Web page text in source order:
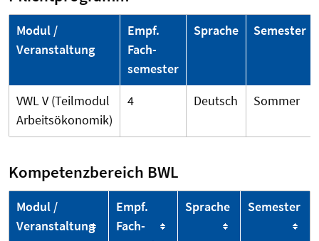
Modul /
Veranstaltung
Empf.
Fach­
semester
Sprache Semester
VWL V (Teilmodul
Arbeitsökonomik)
4 Deutsch Sommer
Kompetenzbereich BWL
Modul /
Veranstaltung
Empf.
Fach­
Sprache Semester